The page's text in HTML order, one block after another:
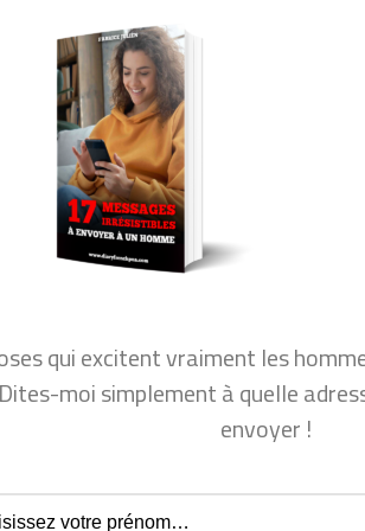
Conseils Séduction Femmes
Les Signes Qu’il
Mais Qu’il T’Ignore
qui excitent vraiment les
Dites-moi simplement à quelle
envoyer !